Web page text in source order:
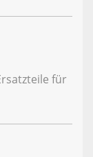
für